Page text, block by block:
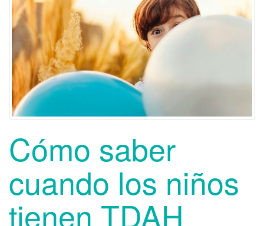
Cómo saber
cuando los niños
tienen TDAH